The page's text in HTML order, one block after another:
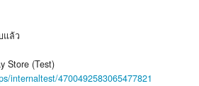
แล้ว
Store (Test)
internaltest/4700492583065477821